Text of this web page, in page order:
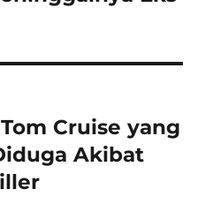
Cruise yang
Akibat